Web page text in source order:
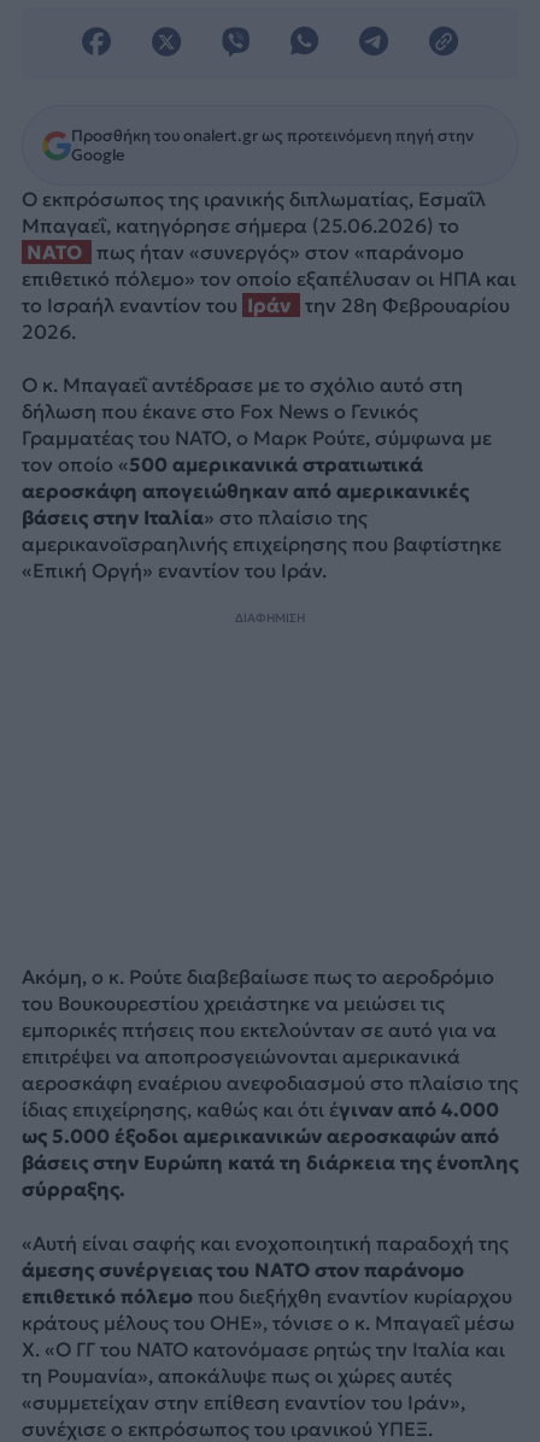
Προσθήκη του onalert.gr ως προτεινόμενη πηγή στην
Google
Ο εκπρόσωπος της ιρανικής διπλωματίας, Εσμαΐλ
Μπαγαεΐ, κατηγόρησε σήμερα (25.06.2026) το
NATO πως ήταν «συνεργός» στον «παράνομο
επιθετικό πόλεμο» τον οποίο εξαπέλυσαν οι ΗΠΑ και
το Ισραήλ εναντίον του Ιράν την 28η Φεβρουαρίου
2026.
Ο κ. Μπαγαεΐ αντέδρασε με το σχόλιο αυτό στη
δήλωση που έκανε στο Fox News ο Γενικός
Γραμματέας του NATO, ο Μαρκ Ρούτε, σύμφωνα με
τον οποίο «500 αμερικανικά στρατιωτικά
αεροσκάφη απογειώθηκαν από αμερικανικές
βάσεις στην Ιταλία» στο πλαίσιο της
αμερικανοϊσραηλινής επιχείρησης που βαφτίστηκε
«Επική Οργή» εναντίον του Ιράν.
ΔΙΑΦΗΜΙΣΗ
Ακόμη, ο κ. Ρούτε διαβεβαίωσε πως το αεροδρόμιο
του Βουκουρεστίου χρειάστηκε να μειώσει τις
εμπορικές πτήσεις που εκτελούνταν σε αυτό για να
επιτρέψει να αποπροσγειώνονται αμερικανικά
αεροσκάφη εναέριου ανεφοδιασμού στο πλαίσιο της
ίδιας επιχείρησης, καθώς και ότι έγιναν από 4.000
ως 5.000 έξοδοι αμερικανικών αεροσκαφών από
βάσεις στην Ευρώπη κατά τη διάρκεια της ένοπλης
σύρραξης.
«Αυτή είναι σαφής και ενοχοποιητική παραδοχή της
άμεσης συνέργειας του NATO στον παράνομο
επιθετικό πόλεμοπου διεξήχθη εναντίον κυρίαρχου
κράτους μέλους του ΟΗΕ», τόνισε ο κ. Μπαγαεΐ μέσω
X. «Ο ΓΓ του NATO κατονόμασε ρητώς την Ιταλία και
τη Ρουμανία», αποκάλυψε πως οι χώρες αυτές
«συμμετείχαν στην επίθεση εναντίον του Ιράν»,
συνέχισε ο εκπρόσωπος του ιρανικού ΥΠΕΞ.